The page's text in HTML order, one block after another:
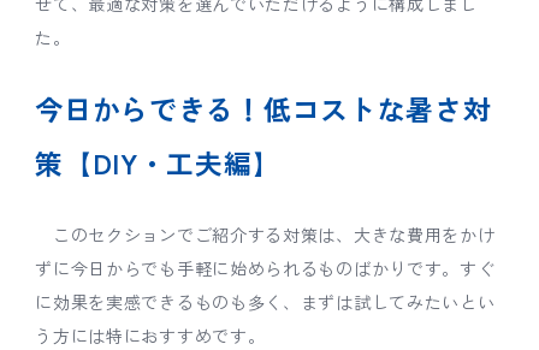
た。
今日からできる！低コストな暑さ対
策【DIY・工夫編】
このセクションでご紹介する対策は、大きな費用をかけ
ずに今日からでも手軽に始められるものばかりです。すぐ
に効果を実感できるものも多く、まずは試してみたいとい
う方には特におすすめです。